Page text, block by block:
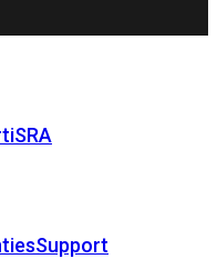
Support